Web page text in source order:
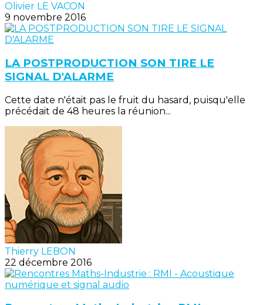
Olivier LE VACON
9 novembre 2016
LA POSTPRODUCTION SON TIRE LE
SIGNAL D'ALARME
Cette date n'était pas le fruit du hasard, puisqu'elle
précédait de 48 heures la réunion...
Thierry LEBON
22 décembre 2016